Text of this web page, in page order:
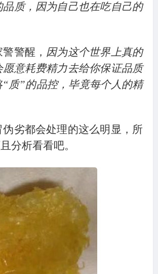
质，因为自己也在吃自己的
警醒， 因为这个世界上真的
意耗费精力去给你保证品质
质”的品控，毕竟每个人的精
劣都会处理的这么明显，所
分析看看吧。